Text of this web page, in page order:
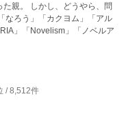
親。 しかし、どうやら、問
ろう」「カクヨム」「アル
」「Novelism」「ノベルア
/ 8,512件